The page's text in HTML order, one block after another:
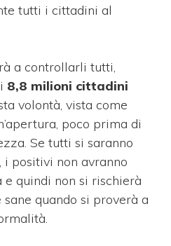
tutti i cittadini al
a controllarli tutti,
8,8 milioni cittadini
volontà, vista come
poco prima di
Se tutti si saranno
positivi non avranno
e quindi non si rischierà
quando si proverà a